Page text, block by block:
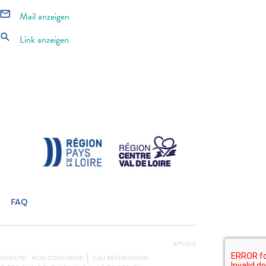
mail_outline Mail anzeigen
search Link anzeigen
FAQ
APSULIS
: NON CONFORME
CGU RÉSERVATION